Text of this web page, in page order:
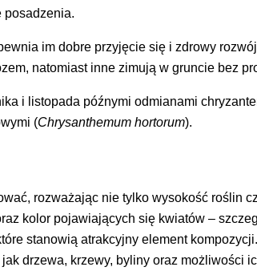
posadzenia.
im dobre przyjęcie się i zdrowy
natomiast inne zimują w gruncie bez
i listopada późnymi odmianami
(Chrysanthemum hortorum).
rozważając nie tylko wysokość roślin
kolor pojawiających się kwiatów –
stanowią atrakcyjny element
drzewa, krzewy, byliny oraz możliwości